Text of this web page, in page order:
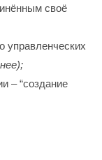
своё
управленческих
– “создание